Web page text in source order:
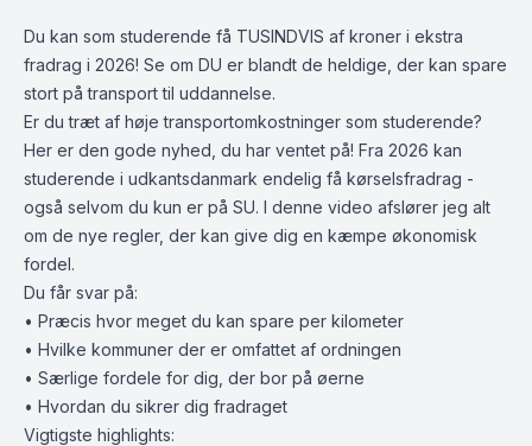
Du kan som studerende få TUSINDVIS af kroner i ekstra
fradrag i 2026! Se om DU er blandt de heldige, der kan spare
stort på transport til uddannelse.
Er du træt af høje transportomkostninger som studerende?
Her er den gode nyhed, du har ventet på! Fra 2026 kan
studerende i udkantsdanmark endelig få kørselsfradrag -
også selvom du kun er på SU. I denne video afslører jeg alt
om de nye regler, der kan give dig en kæmpe økonomisk
fordel.
Du får svar på:
• Præcis hvor meget du kan spare per kilometer
• Hvilke kommuner der er omfattet af ordningen
• Særlige fordele for dig, der bor på øerne
• Hvordan du sikrer dig fradraget
Vigtigste highlights: